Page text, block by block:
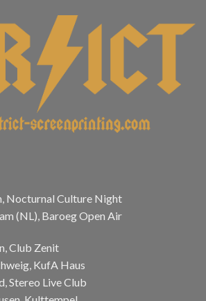
Nocturnal Culture Night
(NL), Baroeg Open Air
Club Zenit
KufA Haus
Stereo Live Club